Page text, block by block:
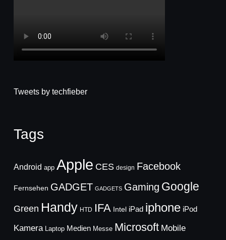
Tweets by techfieber
Tags
Android app Apple CES design Facebook
Fernsehen GADGET GADGETS Gaming Google
Green Handy HTD IFA Intel iPad iphone iPod
Kamera Laptop Medien Messe Microsoft Mobile